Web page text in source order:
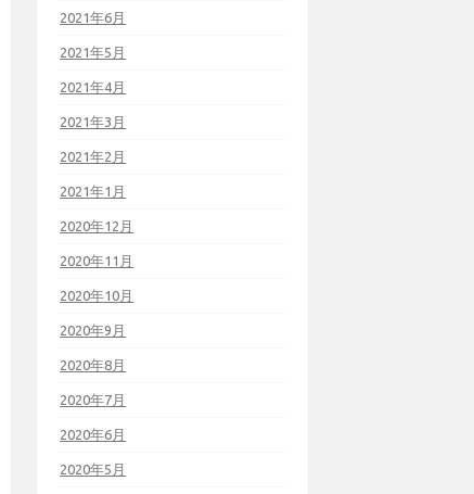
2021年6月
2021年5月
2021年4月
2021年3月
2021年2月
2021年1月
2020年12月
2020年11月
2020年10月
2020年9月
2020年8月
2020年7月
2020年6月
2020年5月